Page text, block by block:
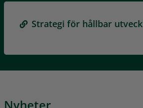
Strategi för hållbar
Nyheter